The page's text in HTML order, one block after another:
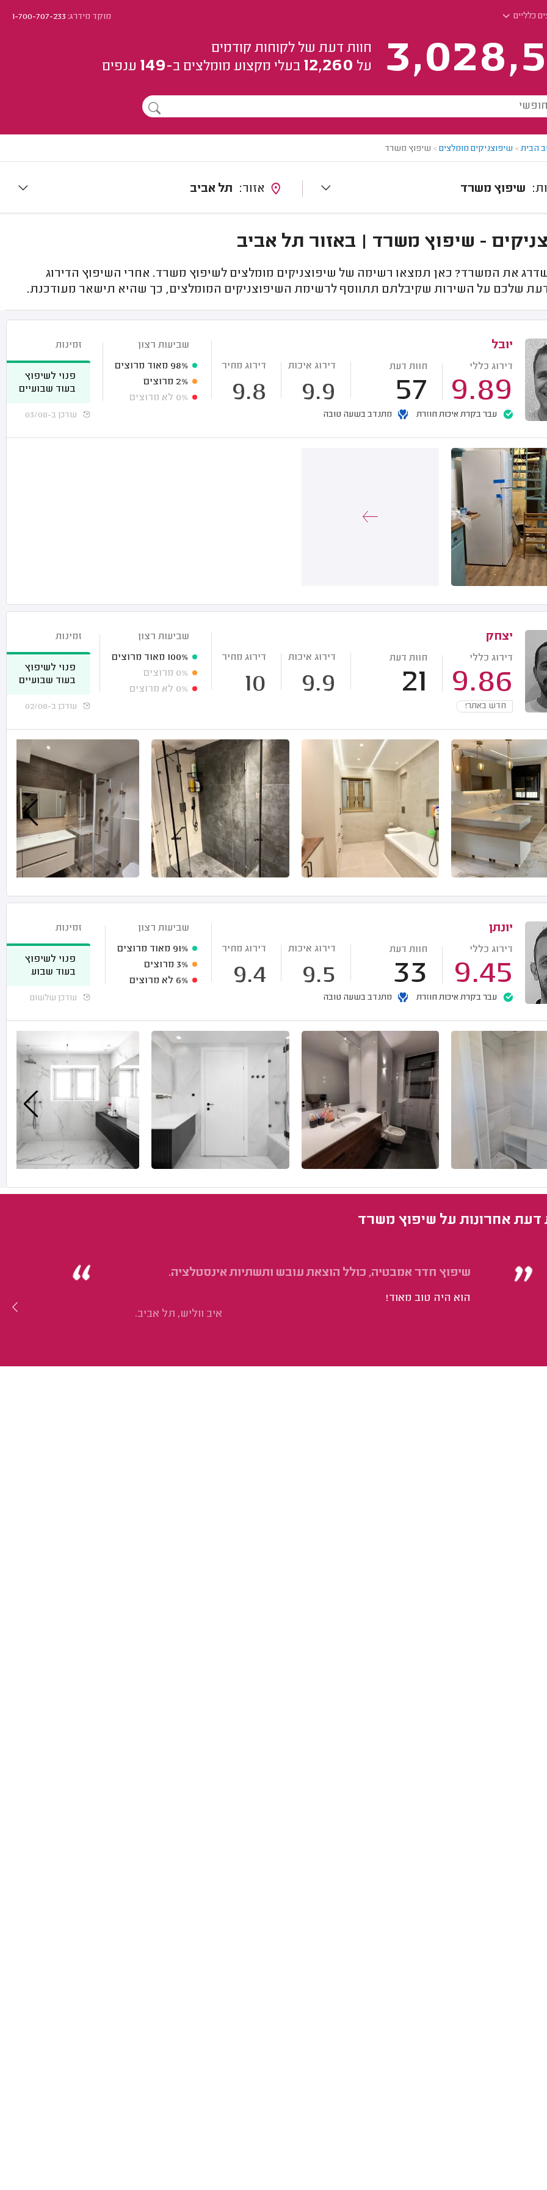
כלליים מוקד מידרג:1-700-707-233
חוות דעת של לקוחות קודמים
על 12,260 בעלי מקצוע מומלצים ב-149 ענפים
הבית> שיפוצניקים מומלצים> שיפוץ משרד
שיפוץ משרד תל אביב
- שיפוץ משרד | באזור תל אביב
את המשרד? כאן תמצאו רשימה של שיפוצניקים מומלצים לשיפוץ משרד. אחרי השיפוץ הדירוג
שלכם על השירות שקיבלתם תתווסף לרשימת השיפוצניקים המומלצים, כך שהיא תישאר מעודכנת.
יובל
דירוג כללי
9.89
חוות דעת
57
דירוג איכות
9.9
דירוג מחיר
9.8
עבר בקרת איכות חוזרת מתנדב בשעה טובה
שביעות רצון
98% מאוד מרוצים
2% מרוצים
0% לא מרוצים
זמינות
פנוי לשיפוץ
בעוד שבועיים
עודכן ב-03/08
יצחק
דירוג כללי
9.86
חוות דעת
21
דירוג איכות
9.9
דירוג מחיר
10
חדש באתר!
שביעות רצון
100% מאוד מרוצים
0% מרוצים
0% לא מרוצים
זמינות
פנוי לשיפוץ
בעוד שבועיים
עודכן ב-02/08
יונתן
דירוג כללי
9.45
חוות דעת
33
דירוג איכות
9.5
דירוג מחיר
9.4
עבר בקרת איכות חוזרת מתנדב בשעה טובה
שביעות רצון
91% מאוד מרוצים
3% מרוצים
6% לא מרוצים
זמינות
פנוי לשיפוץ
בעוד שבוע
עודכן שלשום
דעת אחרונות על שיפוץ משרד
שיפוץ חדר אמבטיה, כולל הוצאת עובש ותשתיות אינסטלציה.
הוא היה טוב מאוד!
איב ווליש, תל אביב.